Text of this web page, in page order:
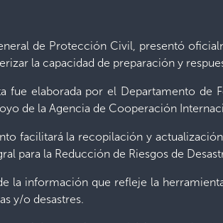
de Protección Civil, presentó
la capacidad de preparación y
fue elaborada por el Departamento
de la Agencia de Cooperación
facilitará la recopilación y
para la Reducción de Riesgos de
la información que refleje la
y/o desastres.